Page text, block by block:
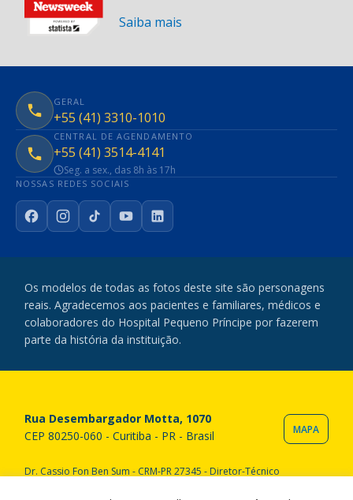
Saiba mais
GERAL
+55 (41) 3310-1010
CENTRAL DE AGENDAMENTO
+55 (41) 3514-4141
Seg. a sex., das 8h às 17h
NOSSAS REDES SOCIAIS
FacebookInstagram
TikTokYouTubeLinkedIn
Os modelos de todas as fotos deste site são personagens
reais. Agradecemos aos pacientes e familiares, médicos e
colaboradores do Hospital Pequeno Príncipe por fazerem
parte da história da instituição.
Rua Desembargador Motta, 1070
CEP 80250-060 - Curitiba - PR - Brasil
MAPA
Dr. Cassio Fon Ben Sum - CRM-PR 27345 - Diretor-Técnico